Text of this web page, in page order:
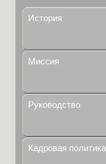
История
Миссия
Руководство
Кадровая политика